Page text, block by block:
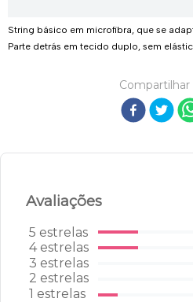
String básico em microfibra, que se
Parte detrás em tecido duplo, sem
Compartilhar
Avaliações
5 estrelas
4estrelas
3 estrelas
2 estrelas
1 estrelas